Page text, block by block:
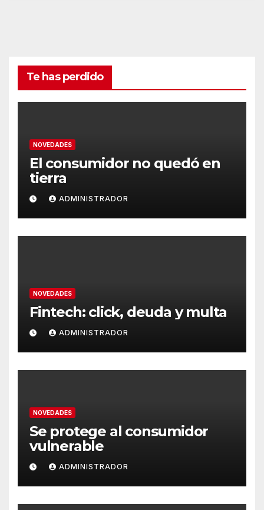
Te has perdido
NOVEDADES
El consumidor no quedó en
tierra
ADMINISTRADOR
NOVEDADES
Fintech: click, deuda y multa
ADMINISTRADOR
NOVEDADES
Se protege al consumidor
vulnerable
ADMINISTRADOR